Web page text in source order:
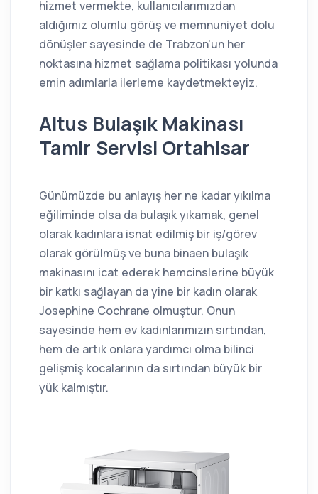
hizmet vermekte, kullanıcılarımızdan
aldığımız olumlu görüş ve memnuniyet dolu
dönüşler sayesinde de Trabzon'un her
noktasına hizmet sağlama politikası yolunda
emin adımlarla ilerleme kaydetmekteyiz.
Altus Bulaşık Makinası
Tamir Servisi Ortahisar
Günümüzde bu anlayış her ne kadar yıkılma
eğiliminde olsa da bulaşık yıkamak, genel
olarak kadınlara isnat edilmiş bir iş/görev
olarak görülmüş ve buna binaen bulaşık
makinasını icat ederek hemcinslerine büyük
bir katkı sağlayan da yine bir kadın olarak
Josephine Cochrane olmuştur. Onun
sayesinde hem ev kadınlarımızın sırtından,
hem de artık onlara yardımcı olma bilinci
gelişmiş kocalarının da sırtından büyük bir
yük kalmıştır.